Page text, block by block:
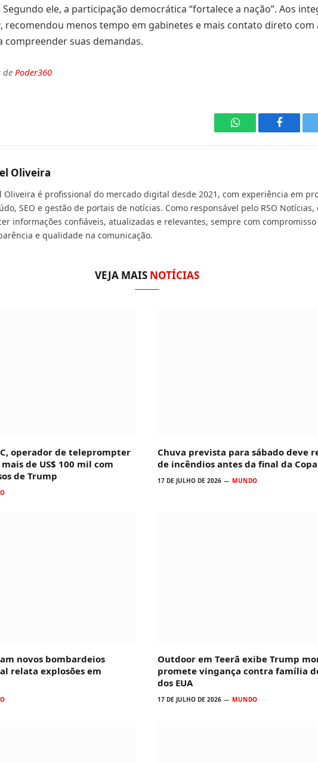
Segundo ele, a participação democrática “fortalece a nação”. Aos
, recomendou menos tempo em gabinetes e mais contato direto com
compreender suas demandas.
de Poder360
WhatsApp
Oliveira
Oliveira é profissional do mercado digital desde 2021, com experiência em
SEO e gestão de portais de notícias. Como responsável pelo RSO Notícias,
informações confiáveis, atualizadas e relevantes, sempre com
e qualidade na comunicação.
VEJA MAIS NOTÍCIAS
operador de teleprompter
de US$ 100 mil com
de Trump
Chuva prevista para sábado deve
de incêndios antes da final da
17 DE JULHO DE 2026 MUNDO
novos bombardeios
relata explosões em
Outdoor em Teerã exibe Trump
promete vingança contra família
dos EUA
17 DE JULHO DE 2026 MUNDO